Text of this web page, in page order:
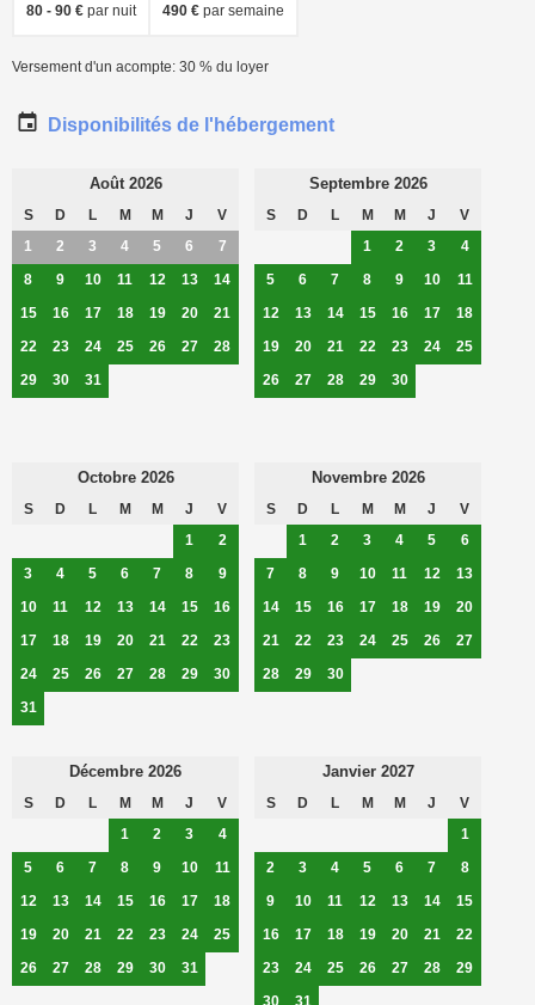
80 - 90 € par nuit 490 € par semaine
Versement d'un acompte: 30 % du loyer
Disponibilités de l'hébergement
Août 2026
S D L M M J
V
1
2 3 4 5 6
7
8
9 10 11 12 13
14
15
16 17 18 19 20
21
22
23 24 25 26 27
28
29
30 31
Septembre 2026
S D L M M J
V
1
2 3
4
5
6 7 8 9 10
11
12
13 14 15 16 17
18
19
20 21 22 23 24
25
26
27 28 29 30
Octobre 2026
S D L M M J
V
1
2
3
4 5 6 7 8
9
10
11 12 13 14 15
16
17
18 19 20 21 22
23
24
25 26 27 28 29
30
31
Novembre 2026
S D L M M J
V
1
2 3 4 5
6
7
8 9 10 11 12
13
14
15 16 17 18 19
20
21
22 23 24 25 26
27
28
29 30
Décembre 2026
S D L M M J
V
1
2 3
4
5
6 7 8 9 10
11
12
13 14 15 16 17
18
19
20 21 22 23 24
25
26
27 28 29 30 31
Janvier 2027
S D L M M J
V
1
2
3 4 5 6 7
8
9
10 11 12 13 14
15
16
17 18 19 20 21
22
23
24 25 26 27 28
29
30
31